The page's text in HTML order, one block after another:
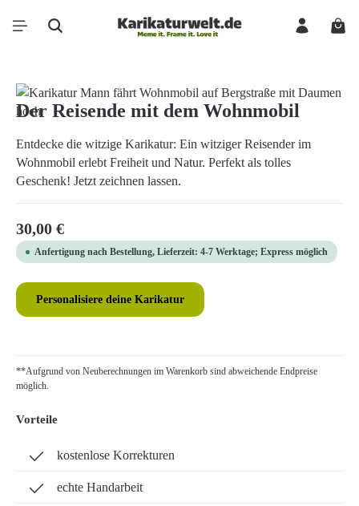
Zum Hauptinhalt springen
Bildergalerie überspringen
Der Reisende mit dem Wohnmobil
Entdecke die witzige Karikatur: Ein witziger Reisender im
Wohnmobil erlebt Freiheit und Natur. Perfekt als tolles
Geschenk! Jetzt zeichnen lassen.
Regulärer Preis:
30,00 €
Anfertigung nach Bestellung, Lieferzeit: 4-7 Werktage; Express möglich
Personalisiere deine Karikatur
**Aufgrund von Neuberechnungen im Warenkorb sind abweichende Endpreise
möglich.
Vorteile
kostenlose Korrekturen
echte Handarbeit